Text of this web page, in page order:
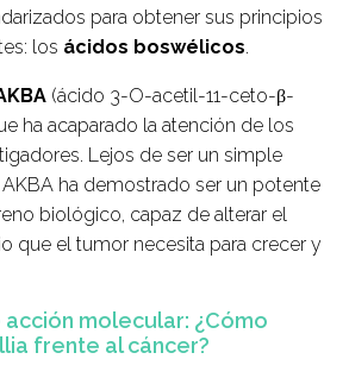
para obtener sus principios
los ácidos boswélicos.
(ácido 3-O-acetil-11-ceto-β-
ha acaparado la atención de los
Lejos de ser un simple
ha demostrado ser un potente
biológico, capaz de alterar el
que el tumor necesita para crecer y
molecular: ¿Cómo
frente al cáncer?